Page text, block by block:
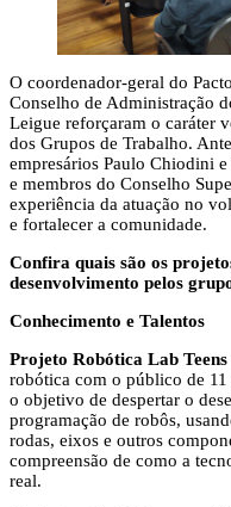
O coordenador-geral do
Conselho de Administração
Leigue reforçaram o caráter
dos Grupos de Trabalho.
empresários Paulo Chiodini
e membros do Conselho
experiência da atuação no
e fortalecer a comunidade.
Confira quais são os
desenvolvimento pelos
Conhecimento e Talentos
Projeto Robótica Lab Teens
robótica com o público de
o objetivo de despertar o
programação de robôs,
rodas, eixos e outros
compreensão de como a
real.